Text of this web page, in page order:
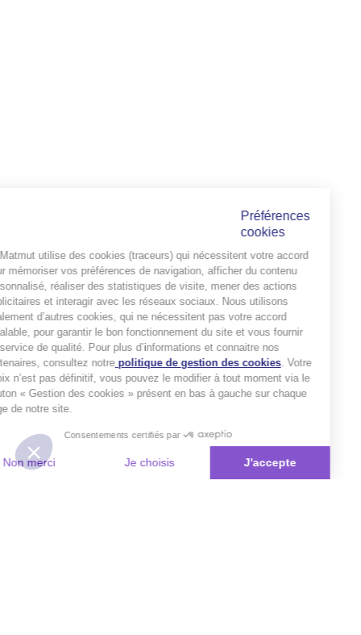
Préférences
cookies
La Matmut utilise des cookies (traceurs) qui nécessitent votre accord
pour mémoriser vos préférences de navigation, afficher du contenu
personnalisé, réaliser des statistiques de visite, mener des actions
publicitaires et interagir avec les réseaux sociaux. Nous utilisons
également d’autres cookies, qui ne nécessitent pas votre accord
préalable, pour garantir le bon fonctionnement du site et vous fournir
un service de qualité. Pour plus d’informations et connaitre nos
partenaires, consultez notre politique de gestion des cookies
choix n’est pas définitif, vous pouvez le modifier à tout moment via le
bouton « Gestion des cookies » présent en bas à gauche sur chaque
page de notre site.
Consentements certifiés par
Non merci Je choisis
J'accepte